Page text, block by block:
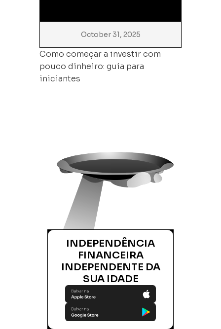
October 31, 2025
Como começar a investir com
pouco dinheiro: guia para
iniciantes
INDEPENDÊNCIA
FINANCEIRA
INDEPENDENTE DA
SUA IDADE